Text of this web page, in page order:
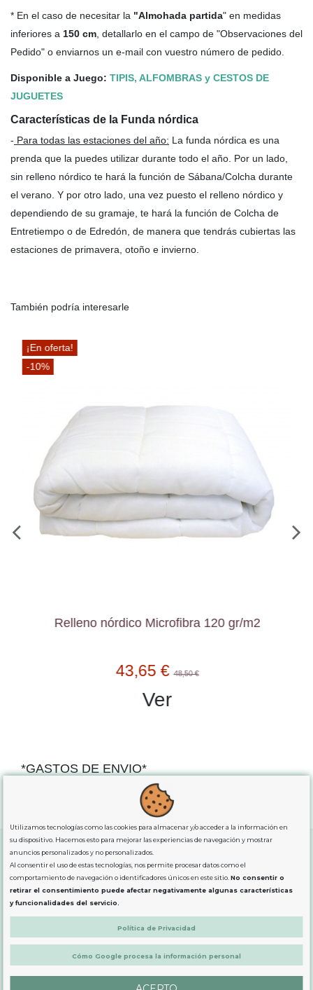
* En el caso de necesitar la "Almohada partida" en medidas
inferiores a 150 cm , detallarlo en el campo de "Observaciones del
Pedido" o enviarnos un e-mail con vuestro número de pedido.
Disponible a Juego: TIPIS, ALFOMBRAS y CESTOS DE
JUGUETES
Características de la Funda nórdica
- Para todas las estaciones del año: La funda nórdica es una
prenda que la puedes utilizar durante todo el año. Por un lado,
sin relleno nórdico te hará la función de Sábana/Colcha durante
el verano. Y por otro lado, una vez puesto el relleno nórdico y
dependiendo de su gramaje, te hará la función de Colcha de
Entretiempo o de Edredón, de manera que tendrás cubiertas las
estaciones de primavera, otoño e invierno.
También podría interesarle
¡En oferta!
-10%
Relleno nórdico Microfibra 120 gr/m2
43,65 € 48,50 €
Ver
*GASTOS DE ENVIO*
para comprassuperiores a 80€
SOBRE NOSOTROS
LEGAL
PRODUCTOS
Utilizamos tecnologías como las cookies para almacenar y/o acceder a la información en
su dispositivo. Hacemos esto para mejorar las experiencias de navegación y mostrar
anuncios personalizados y no personalizados.
Al consentir el uso de estas tecnologías, nos permite procesar datos como el
comportamiento de navegación o identificadores únicos en este sitio.No consentir o
retirar el consentimiento puede afectar negativamente algunas características
y funcionalidades del servicio.
Política de Privacidad
Cómo Google procesa la información personal